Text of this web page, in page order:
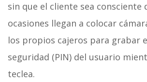
sin que el cliente sea consciente
ocasiones llegan a colocar
los propios cajeros para grabar
seguridad (PIN) del usuario
teclea.